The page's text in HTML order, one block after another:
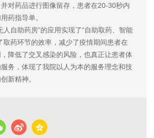
对药品进行图像留存，患者在20-30秒内
药指导单。
自助药房”的应用实现了“自助取药、智能
取药环节的效率，减少了疫情期间患者在
降低了交叉感染的风险，也真正让患者体
务，体现了我院以人为本的服务理念和技
新精神。